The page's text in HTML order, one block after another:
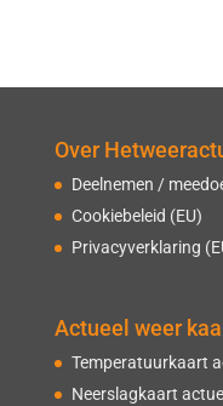
Over
Deelnemen /
Cookiebeleid (EU)
Privacyverklaring
Actueel weer
Temperatuurkaart
Neerslagkaart